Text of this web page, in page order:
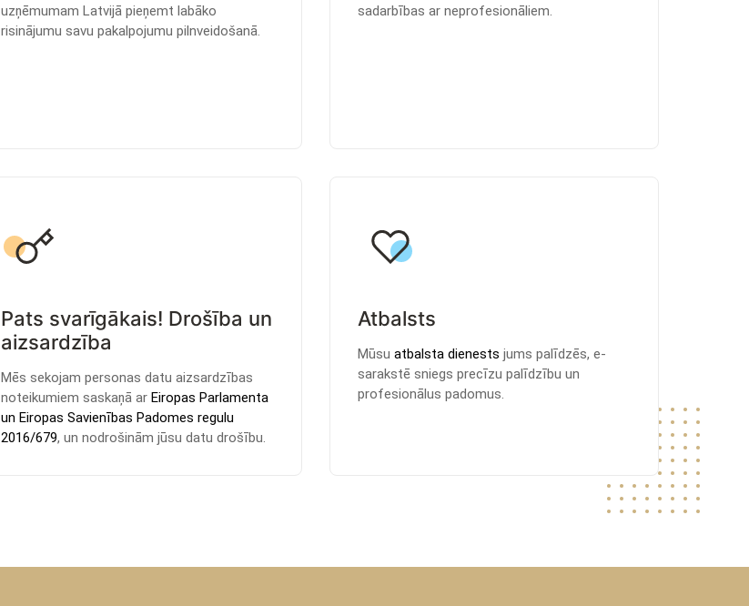
uzņēmumam Latvijā pieņemt labāko
risinājumu savu pakalpojumu pilnveidošanā.
sadarbības ar neprofesionāliem.
Pats svarīgākais! Drošība un
aizsardzība
Mēs sekojam personas datu aizsardzības
noteikumiem saskaņā ar Eiropas Parlamenta
un Eiropas Savienības Padomes regulu
2016/679, un nodrošinām jūsu datu drošību.
Atbalsts
Mūsu atbalsta dienests jums palīdzēs, e-
sarakstē sniegs precīzu palīdzību un
profesionālus padomus.